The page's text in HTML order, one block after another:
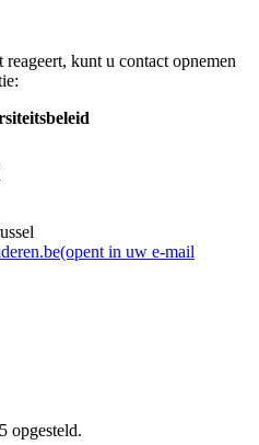
kunt u contact opnemen
in uw e-mail
opgesteld.